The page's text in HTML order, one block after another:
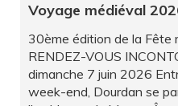
Voyage médiéval
30ème édition de la Fête
RENDEZ-VOUS
dimanche 7 juin 2026
week-end, Dourdan se